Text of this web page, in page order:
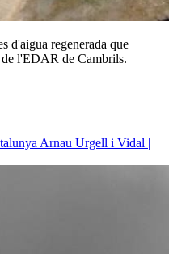
d'aigua regenerada que
de l'EDAR de Cambrils.
Arnau Urgell i Vidal |